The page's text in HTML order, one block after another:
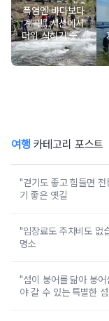
폭염엔 바다보다
계곡!…서산에서
더위 식히기 좋은
시원한 자연 명소
5
여행 카테고리 포스트
"걷기도 좋고 힘들면
기 좋은 옛길
"입장료도 주차비도 없
명소
"섬이 붕어를 닮아 붕
야 갈 수 있는 특별한